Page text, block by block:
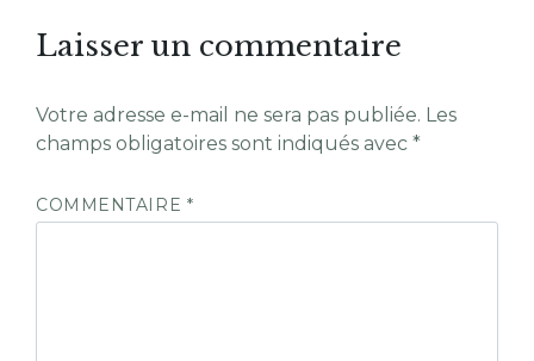
Laisser un commentaire
Votre adresse e-mail ne sera pas publiée. Les
champs obligatoires sont indiqués avec *
COMMENTAIRE *